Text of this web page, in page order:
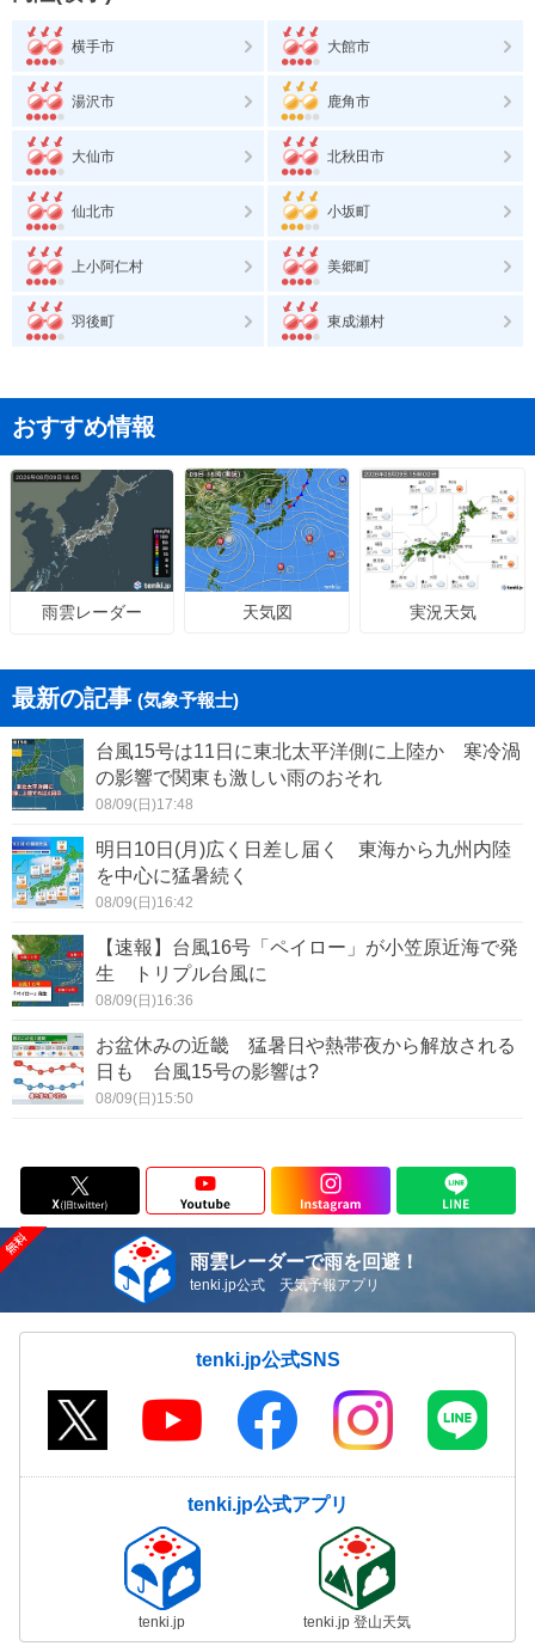
横手市 大館市
湯沢市 鹿角市
大仙市 北秋田市
仙北市 小坂町
上小阿仁村 美郷町
羽後町 東成瀬村
おすすめ情報
雨雲レーダー 天気図 実況天気
最新の記事 (気象予報士)
台風15号は11日に東北太平洋側に上陸か 寒冷渦
の影響で関東も激しい雨のおそれ
08/09(日)17:48
明日10日(月)広く日差し届く 東海から九州内陸
を中心に猛暑続く
08/09(日)16:42
【速報】台風16号「ペイロー」が小笠原近海で発
生 トリプル台風に
08/09(日)16:36
お盆休みの近畿 猛暑日や熱帯夜から解放される
日も 台風15号の影響は?
08/09(日)15:50
雨雲レーダーで雨を回避！
tenki.jp公式 天気予報アプリ
tenki.jp公式SNS
tenki.jp公式アプリ
tenki.jp tenki.jp 登山天気